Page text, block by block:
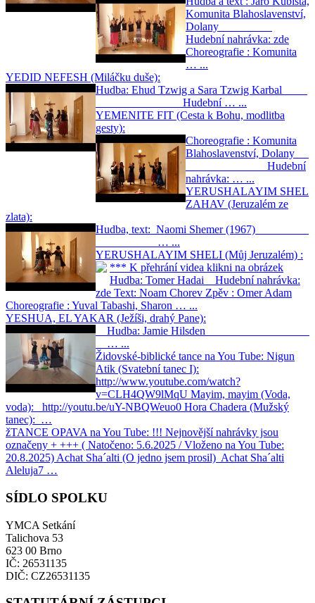
Komunita Blahoslavenství,
Dolany
Hudební nahrávka: zde
Choreografie : Komunita
… ...
YEDID NEFESH (Miláčku duše):
Hudba: Ehud Tzwig a Sara Tzwig Karbal
Hudební … ...
YEMENITE FIT (Cesta k Bohu, modlitba
gesty):
Choreografie : Komunita
Blahoslavenství, Dolany
Hudební
nahrávka: … ...
YERUSHALAYIM SHEL
ZAHAV (Jeruzalém ze
zlata):
Hudba, text: Naomi Shemer (1967)
… ...
YERUSHALAYIM SHELI (Můj Jeruzalém) :
*** K přehrání videa klikni na obrázek
Hudba: Tomer Hadai Hudební nahrávka:
zde Text: Noam Chorev Zpěv : Omer Adam
Choreografie : Yuval Tabashi, Sharon … ...
YESHUA, EL YAKAR (Ježíši, drahý Pane):
Hudba: Jamie Hilsden
… ...
Židovské-biblické tance na You Tube: Nigun
Atik (Svatební tanec I):
http://www.youtube.com/watch?
v=CLH4QW9lMqU Mayim, mayim (Voda,
voda): http://youtu.be/uY-NBQWeuo0 Hora Chadera (Mužský
tanec): …
žTANCE OPAVA na You Tube: !!! Nejnovější nahrávky jsou
označeny + +++ ( Natočeno: 5.6.2025 / Vloženo na You Tube:
20.8.2025) Achat Sha´alti (O jedno jsem prosil) Achat Sha´alti
Aleluja7 …
SÍDLO SPOLKU
YMCA Setkání
Talichova 53
623 00 Brno
IČ: 26531135
DIČ: CZ26531135